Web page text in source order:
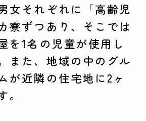
女それぞれに「高齢児
寮ずつあり、そこでは
を1名の児童が使用し
また、地域の中のグル
が近隣の住宅地に2ヶ
。